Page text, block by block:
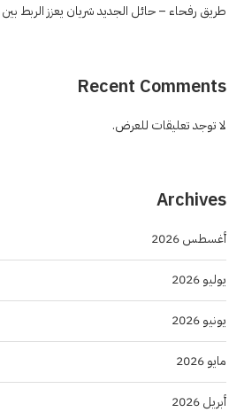
طريق رفحاء – حائل الجديد شريان يعزز الربط
Recent Comments
لا توجد تعليقات للعرض.
Archives
أغسطس 2026
يوليو 2026
يونيو 2026
مايو 2026
أبريل 2026